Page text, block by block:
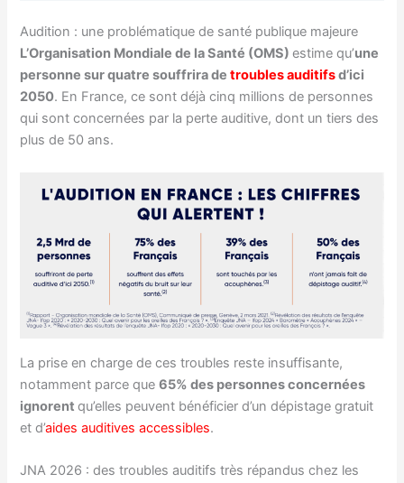
Audition : une problématique de santé publique majeure
L’Organisation Mondiale de la Santé (OMS)estime qu’une
personne sur quatre souffrira detroubles auditifsd’ici
2050. En France, ce sont déjà cinq millions de personnes
qui sont concernées par la perte auditive, dont un tiers des
plus de 50 ans.
La prise en charge de ces troubles reste insuffisante,
notamment parce que65% des personnes concernées
ignorentqu’elles peuvent bénéficier d’un dépistage gratuit
et d’aides auditives accessibles.
JNA 2026 : des troubles auditifs très répandus chez les